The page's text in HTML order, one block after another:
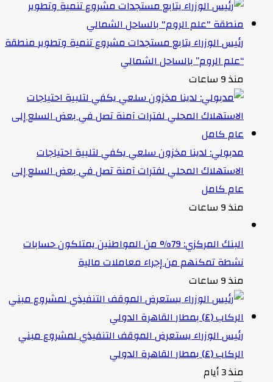
رئيس الوزراء يتابع مستجدات مشروع تنمية وتطوير منطقة
“علم الروم” بالساحل الشمالي
منذ 9 ساعات
مدبولي: لدينا مخزون سلعي يكفي لتلبية احتياجات
الاستهلاك المحلي لفترات آمنة تصل في بعض السلع إلى
عام كامل
منذ 9 ساعات
البنك المركزي: 79% من المواطنين يمتلكون حسابات
نشطة تمكنهم من إجراء معاملات مالية
منذ 9 ساعات
رئيس الوزراء يستعرض الموقف التنفيذي لمشروع مبني
الركاب (٤) بمطار القاهرة الدولي
منذ 3 أيام